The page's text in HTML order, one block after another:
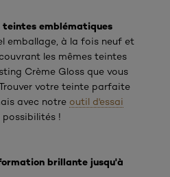
teintes emblématiques
emballage, à la fois neuf et
les mêmes teintes
Crème Gloss que vous
votre teinte parfaite
avec notre outil d'essai
possibilités !
brillante jusqu'à